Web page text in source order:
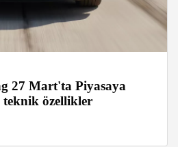
27 Mart'ta Piyasaya
teknik özellikler